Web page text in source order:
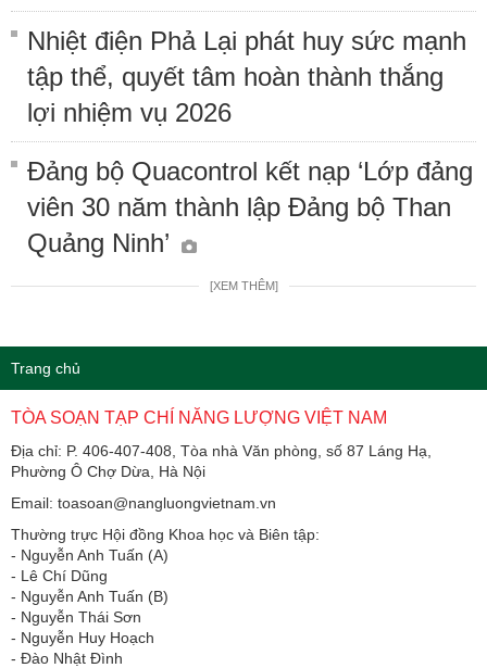
Nhiệt điện Phả Lại phát huy sức mạnh
tập thể, quyết tâm hoàn thành thắng
lợi nhiệm vụ 2026
Đảng bộ Quacontrol kết nạp ‘Lớp đảng
viên 30 năm thành lập Đảng bộ Than
Quảng Ninh’
[XEM THÊM]
Trang chủ
TÒA SOẠN TẠP CHÍ NĂNG LƯỢNG VIỆT NAM
Địa chỉ: P. 406-407-408, Tòa nhà Văn phòng, số 87 Láng Hạ,
Phường Ô Chợ Dừa, Hà Nội
Email: toasoan@nangluongvietnam.vn
Thường trực Hội đồng Khoa học và Biên tập:
​​​​​​- Nguyễn Anh Tuấn (A)
- Lê Chí Dũng
- Nguyễn Anh Tuấn (B)
- Nguyễn Thái Sơn
- Nguyễn Huy Hoạch
- Đào Nhật Đình